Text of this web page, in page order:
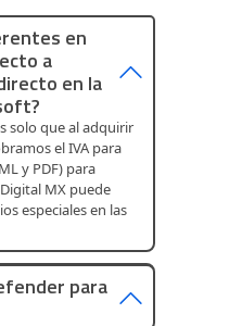
en
a
en la
solo que al adquirir
el IVA para
y PDF) para
MX puede
especiales en las
para